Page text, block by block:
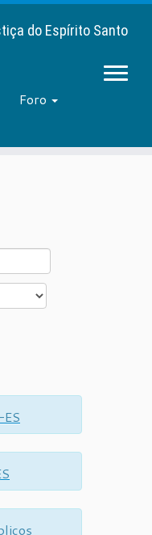
do Espírito Santo
Foro